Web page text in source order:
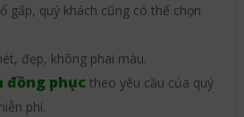
gấp, quý khách cũng có thể chọn
đẹp, không phai màu.
đồng phụctheo yêu cầu của quý
phí.